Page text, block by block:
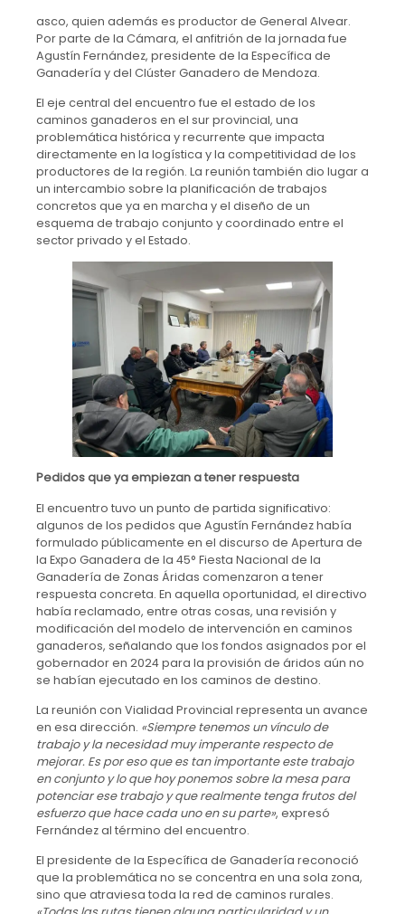
asco, quien además es productor de General Alvear.
Por parte de la Cámara, el anfitrión de la jornada fue
Agustín Fernández, presidente de la Específica de
Ganadería y del Clúster Ganadero de Mendoza.
El eje central del encuentro fue el estado de los
caminos ganaderos en el sur provincial, una
problemática histórica y recurrente que impacta
directamente en la logística y la competitividad de los
productores de la región. La reunión también dio lugar a
un intercambio sobre la planificación de trabajos
concretos que ya en marcha y el diseño de un
esquema de trabajo conjunto y coordinado entre el
sector privado y el Estado.
Pedidos que ya empiezan a tener respuesta
El encuentro tuvo un punto de partida significativo:
algunos de los pedidos que Agustín Fernández había
formulado públicamente en el discurso de Apertura de
la Expo Ganadera de la 45° Fiesta Nacional de la
Ganadería de Zonas Áridas comenzaron a tener
respuesta concreta. En aquella oportunidad, el directivo
había reclamado, entre otras cosas, una revisión y
modificación del modelo de intervención en caminos
ganaderos, señalando que los fondos asignados por el
gobernador en 2024 para la provisión de áridos aún no
se habían ejecutado en los caminos de destino.
La reunión con Vialidad Provincial representa un avance
en esa dirección. «Siempre tenemos un vínculo de
trabajo y la necesidad muy imperante respecto de
mejorar. Es por eso que es tan importante este trabajo
en conjunto y lo que hoy ponemos sobre la mesa para
potenciar ese trabajo y que realmente tenga frutos del
esfuerzo que hace cada uno en su parte», expresó
Fernández al término del encuentro.
El presidente de la Específica de Ganadería reconoció
que la problemática no se concentra en una sola zona,
sino que atraviesa toda la red de caminos rurales.